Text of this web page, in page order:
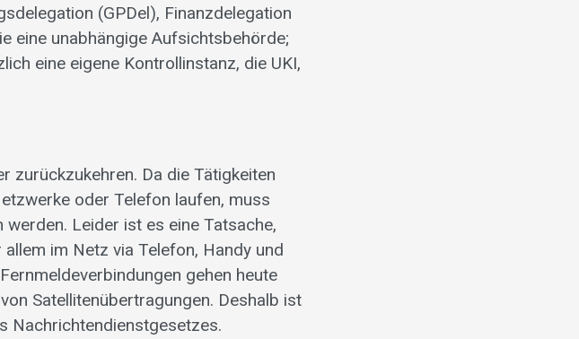
(GPDel), Finanzdelegation
eine unabhängige Aufsichtsbehörde;
eine eigene Kontrollinstanz, die UKI,
zurückzukehren. Da die Tätigkeiten
oder Telefon laufen, muss
Leider ist es eine Tatsache,
im Netz via Telefon, Handy und
gehen heute
Satellitenübertragungen. Deshalb ist
Nachrichtendienstgesetzes.